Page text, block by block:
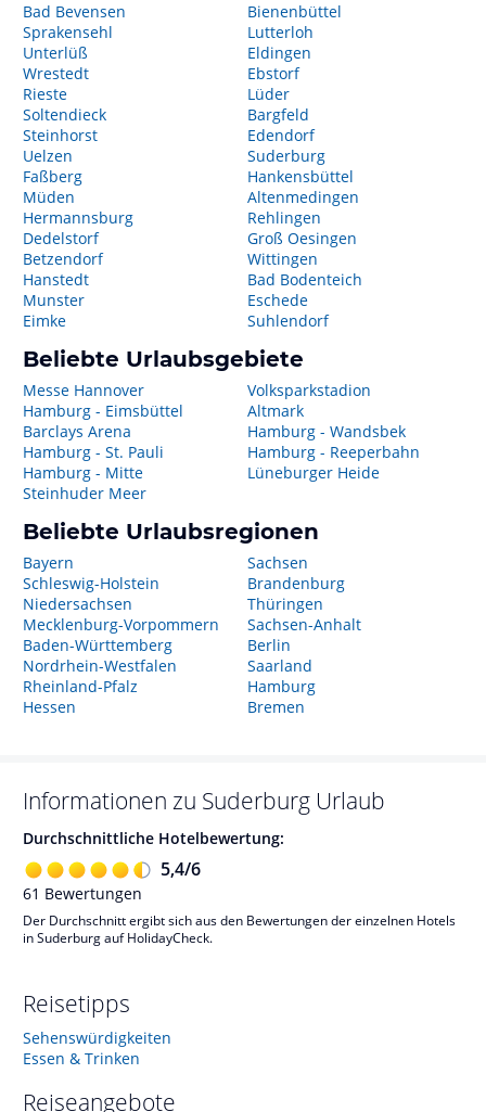
Bad Bevensen
Sprakensehl
Unterlüß
Wrestedt
Rieste
Soltendieck
Steinhorst
Uelzen
Faßberg
Müden
Hermannsburg
Dedelstorf
Betzendorf
Hanstedt
Munster
Eimke
Bienenbüttel
Lutterloh
Eldingen
Ebstorf
Lüder
Bargfeld
Edendorf
Suderburg
Hankensbüttel
Altenmedingen
Rehlingen
Groß Oesingen
Wittingen
Bad Bodenteich
Eschede
Suhlendorf
Beliebte Urlaubsgebiete
Messe Hannover
Hamburg - Eimsbüttel
Barclays Arena
Hamburg - St. Pauli
Hamburg - Mitte
Steinhuder Meer
Volksparkstadion
Altmark
Hamburg - Wandsbek
Hamburg - Reeperbahn
Lüneburger Heide
Beliebte Urlaubsregionen
Bayern
Schleswig-Holstein
Niedersachsen
Mecklenburg-Vorpommern
Baden-Württemberg
Nordrhein-Westfalen
Rheinland-Pfalz
Hessen
Sachsen
Brandenburg
Thüringen
Sachsen-Anhalt
Berlin
Saarland
Hamburg
Bremen
Informationen zu Suderburg Urlaub
Durchschnittliche Hotelbewertung:
5,4/6
61 Bewertungen
Der Durchschnitt ergibt sich aus den Bewertungen der einzelnen Hotels
in Suderburg auf HolidayCheck.
Reisetipps
Sehenswürdigkeiten
Essen & Trinken
Reiseangebote